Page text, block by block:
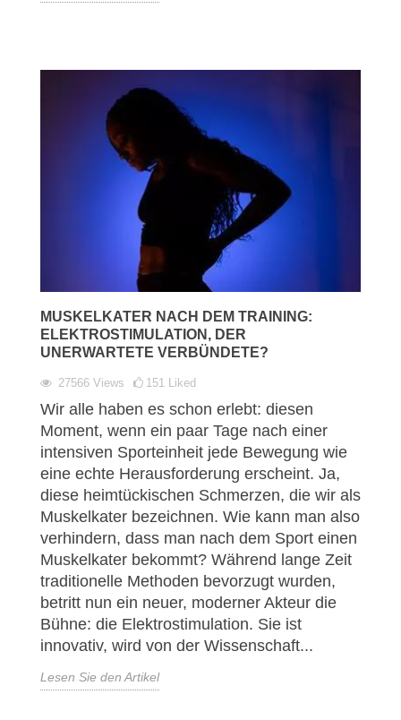
MUSKELKATER NACH DEM TRAINING:
ELEKTROSTIMULATION, DER
UNERWARTETE VERBÜNDETE?
27566 Views 151 Liked
Wir alle haben es schon erlebt: diesen
Moment, wenn ein paar Tage nach einer
intensiven Sporteinheit jede Bewegung wie
eine echte Herausforderung erscheint. Ja,
diese heimtückischen Schmerzen, die wir als
Muskelkater bezeichnen. Wie kann man also
verhindern, dass man nach dem Sport einen
Muskelkater bekommt? Während lange Zeit
traditionelle Methoden bevorzugt wurden,
betritt nun ein neuer, moderner Akteur die
Bühne: die Elektrostimulation. Sie ist
innovativ, wird von der Wissenschaft...
Lesen Sie den Artikel